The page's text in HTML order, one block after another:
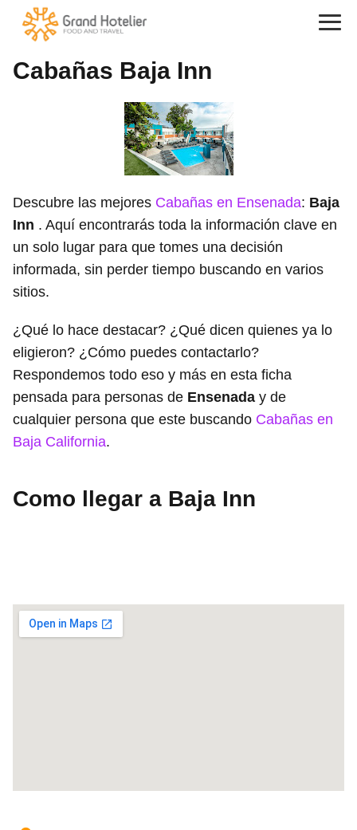
Cabañas Baja Inn
Descubre las mejores Cabañas en Ensenada: Baja
Inn . Aquí encontrarás toda la información clave en
un solo lugar para que tomes una decisión
informada, sin perder tiempo buscando en varios
sitios.
¿Qué lo hace destacar? ¿Qué dicen quienes ya lo
eligieron? ¿Cómo puedes contactarlo?
Respondemos todo eso y más en esta ficha
pensada para personas de Ensenada y de
cualquier persona que este buscando Cabañas en
Baja California.
Como llegar a Baja Inn